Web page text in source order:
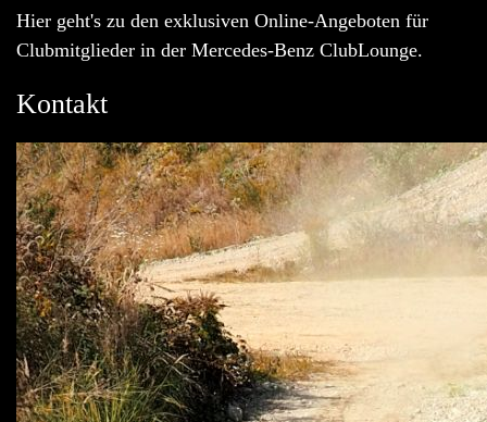
Hier geht's zu den exklusiven Online-Angeboten für
Clubmitglieder in der Mercedes-Benz ClubLounge.
Kontakt